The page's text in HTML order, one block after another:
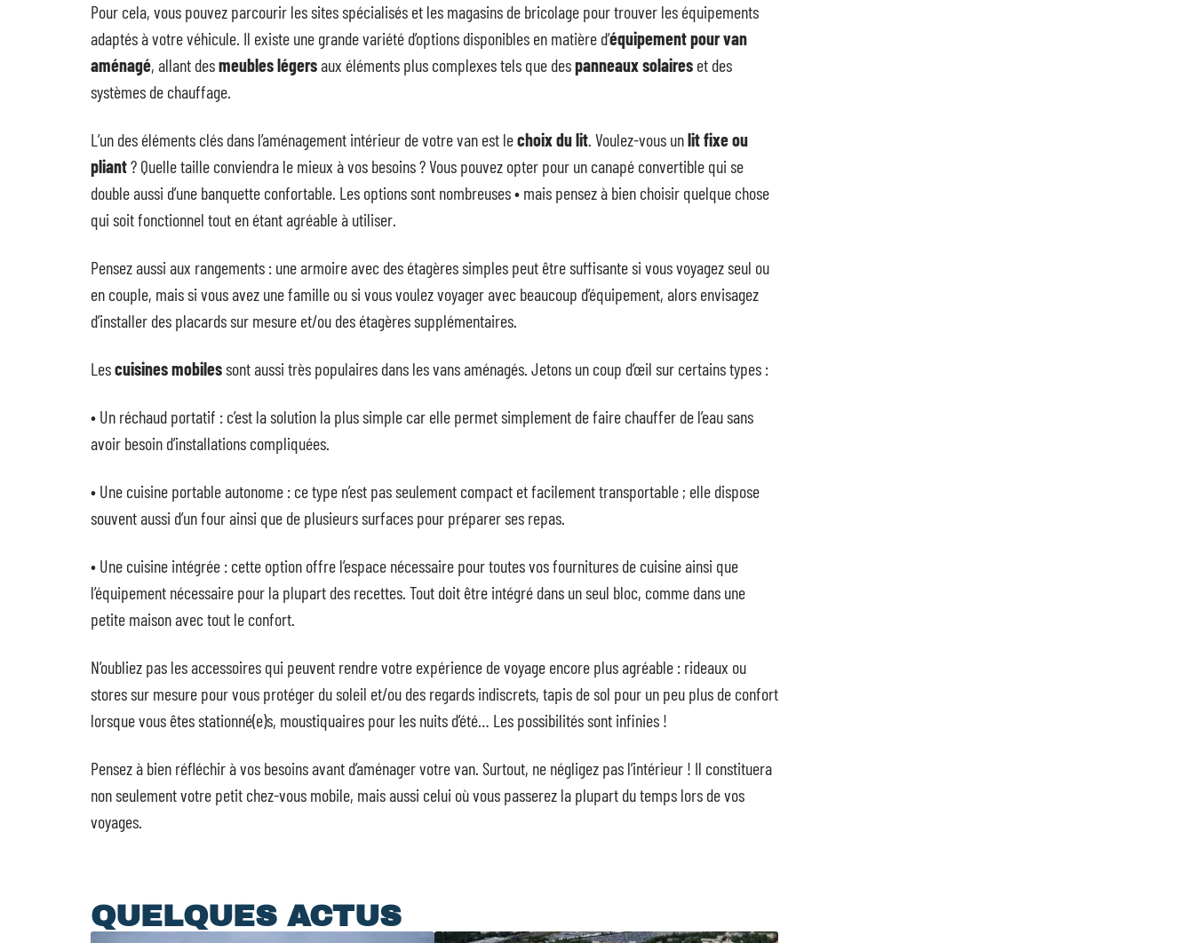
Pour cela, vous pouvez parcourir les sites spécialisés et les magasins de bricolage pour trouver les équipements
adaptés à votre véhicule. Il existe une grande variété d’options disponibles en matière d’équipement pour van
aménagé, allant desmeubles légersaux éléments plus complexes tels que despanneaux solaires et des
systèmes de chauffage.
L’un des éléments clés dans l’aménagement intérieur de votre van est lechoix du lit. Voulez-vous unlit fixe ou
pliant? Quelle taille conviendra le mieux à vos besoins ? Vous pouvez opter pour un canapé convertible qui se
double aussi d’une banquette confortable. Les options sont nombreuses • mais pensez à bien choisir quelque chose
qui soit fonctionnel tout en étant agréable à utiliser.
Pensez aussi aux rangements : une armoire avec des étagères simples peut être suffisante si vous voyagez seul ou
en couple, mais si vous avez une famille ou si vous voulez voyager avec beaucoup d’équipement, alors envisagez
d’installer des placards sur mesure et/ou des étagères supplémentaires.
Lescuisines mobilessont aussi très populaires dans les vans aménagés. Jetons un coup d’œil sur certains types :
• Un réchaud portatif : c’est la solution la plus simple car elle permet simplement de faire chauffer de l’eau sans
avoir besoin d’installations compliquées.
• Une cuisine portable autonome : ce type n’est pas seulement compact et facilement transportable ; elle dispose
souvent aussi d’un four ainsi que de plusieurs surfaces pour préparer ses repas.
• Une cuisine intégrée : cette option offre l’espace nécessaire pour toutes vos fournitures de cuisine ainsi que
l’équipement nécessaire pour la plupart des recettes. Tout doit être intégré dans un seul bloc, comme dans une
petite maison avec tout le confort.
N’oubliez pas les accessoires qui peuvent rendre votre expérience de voyage encore plus agréable : rideaux ou
stores sur mesure pour vous protéger du soleil et/ou des regards indiscrets, tapis de sol pour un peu plus de confort
lorsque vous êtes stationné(e)s, moustiquaires pour les nuits d’été… Les possibilités sont infinies !
Pensez à bien réfléchir à vos besoins avant d’aménager votre van. Surtout, ne négligez pas l’intérieur ! Il constituera
non seulement votre petit chez-vous mobile, mais aussi celui où vous passerez la plupart du temps lors de vos
voyages.
QUELQUES ACTUS